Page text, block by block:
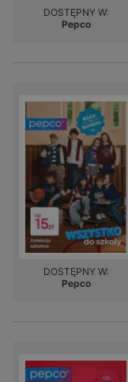
DOSTĘPNY W:
Pepco
DOSTĘPNY W:
Pepco